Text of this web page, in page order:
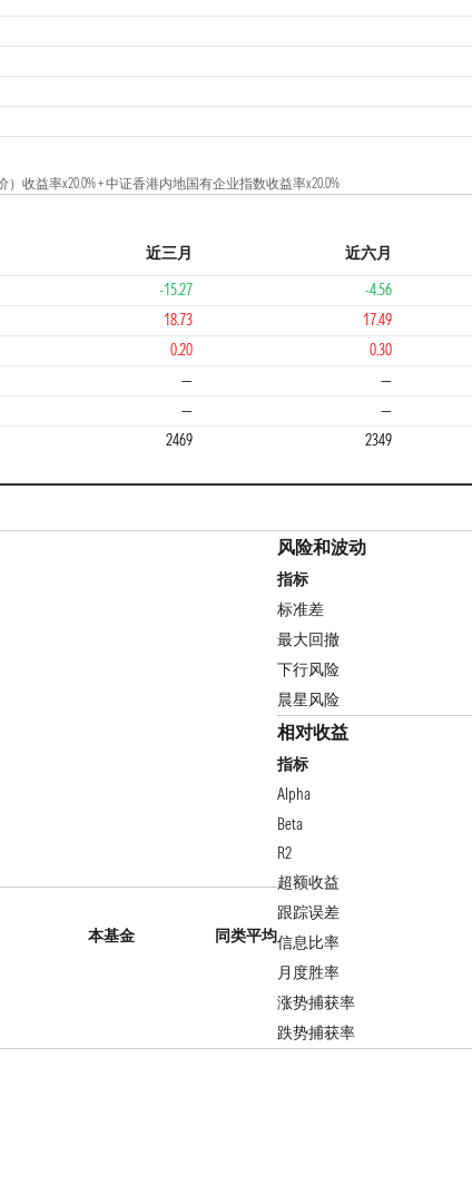
1
收益率x20.0% + 中证香港内地国有企业指数收益率x20.0%
近三月 近六月
-15.27 -4.56
18.73 17.49
0.20 0.30
— —
3
— —
2469 2349
本基金 同类平均
风险和波动
指标
标准差
最大回撤
下行风险
晨星风险
相对收益
指标
Alpha
Beta
R2
超额收益
跟踪误差
信息比率
月度胜率
涨势捕获率
跌势捕获率